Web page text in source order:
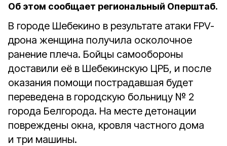
Об этом сообщает региональный Оперштаб.
В городе Шебекино в результате атаки FPV-
дрона женщина получила осколочное
ранение плеча. Бойцы самообороны
доставили её в Шебекинскую ЦРБ, и после
оказания помощи пострадавшая будет
переведена в городскую больницу № 2
города Белгорода. На месте детонации
повреждены окна, кровля частного дома
и три машины.